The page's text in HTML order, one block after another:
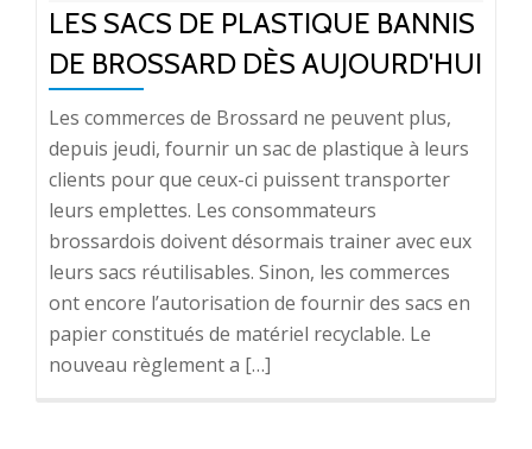
LES SACS DE PLASTIQUE BANNIS
DE BROSSARD DÈS AUJOURD'HUI
Les commerces de Brossard ne peuvent plus,
depuis jeudi, fournir un sac de plastique à leurs
clients pour que ceux-ci puissent transporter
leurs emplettes. Les consommateurs
brossardois doivent désormais trainer avec eux
leurs sacs réutilisables. Sinon, les commerces
ont encore l’autorisation de fournir des sacs en
papier constitués de matériel recyclable. Le
nouveau règlement a […]